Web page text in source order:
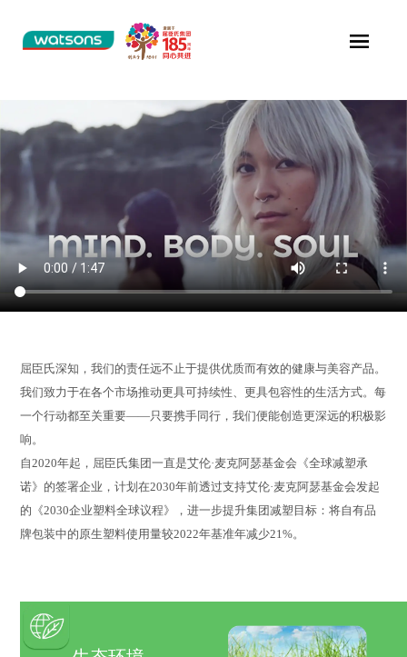
屈臣氏深知，我们的责任远不止于提供优质而有效的健康与美容产品。
我们致力于在各个市场推动更具可持续性、更具包容性的生活方式。每
一个行动都至关重要——只要携手同行，我们便能创造更深远的积极影
响。​
自2020年起，屈臣氏集团一直是艾伦·麦克阿瑟基金会《全球减塑承
诺》的签署企业，计划在2030年前透过支持艾伦·麦克阿瑟基金会发起
的《2030企业塑料全球议程》，进一步提升集团减塑目标：将自有品
牌包装中的原生塑料使用量较2022年基准年减少21%。